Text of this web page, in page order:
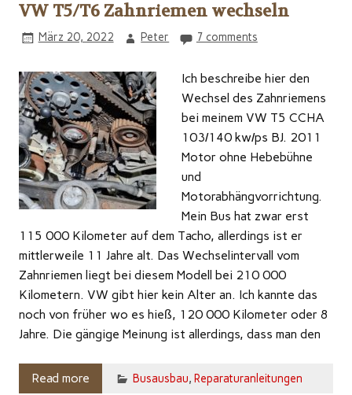
VW T5/T6 Zahnriemen wechseln
März 20, 2022 Peter 7 comments
Ich beschreibe hier den
Wechsel des Zahnriemens
bei meinem VW T5 CCHA
103/140 kw/ps BJ. 2011
Motor ohne Hebebühne
und
Motorabhängvorrichtung.
Mein Bus hat zwar erst
115 000 Kilometer auf dem Tacho, allerdings ist er
mittlerweile 11 Jahre alt. Das Wechselintervall vom
Zahnriemen liegt bei diesem Modell bei 210 000
Kilometern. VW gibt hier kein Alter an. Ich kannte das
noch von früher wo es hieß, 120 000 Kilometer oder 8
Jahre. Die gängige Meinung ist allerdings, dass man den
Read more Busausbau, Reparaturanleitungen